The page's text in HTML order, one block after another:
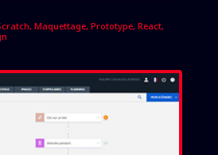
, Maquettage, Prototype, React,